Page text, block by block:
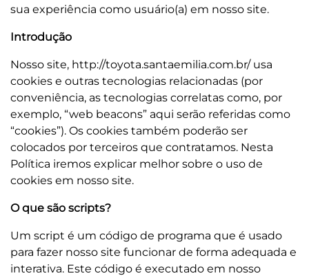
sua experiência como usuário(a) em nosso site.
Introdução
Nosso site, http://toyota.santaemilia.com.br/ usa
cookies e outras tecnologias relacionadas (por
conveniência, as tecnologias correlatas como, por
exemplo, “web beacons” aqui serão referidas como
“cookies”). Os cookies também poderão ser
colocados por terceiros que contratamos. Nesta
Política iremos explicar melhor sobre o uso de
cookies em nosso site.
O que são scripts?
Um script é um código de programa que é usado
para fazer nosso site funcionar de forma adequada e
interativa. Este código é executado em nosso